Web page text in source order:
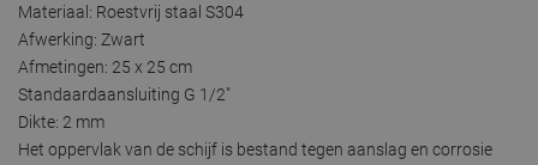
Materiaal: Roestvrij staal S304
Afwerking: Zwart
Afmetingen: 25 x 25 cm
Standaardaansluiting G 1/2"
Dikte: 2 mm
Het oppervlak van de schijf is bestand tegen aanslag en corrosie